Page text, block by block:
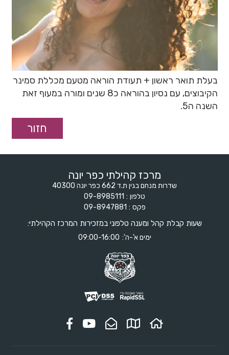
בעלת תואר ראשון + תעודת הוראה מטעם מכללת סמינר
הקיבוצים, עם נסיון בהוראה כ8 שנים ומורה במעוף זאת
השנה ה5.
מרכז קהילתי כפר יונה
שדרות מנחם בגין ת.ד 662 כפר יונה 40300
טלפון
09-8985111
פקס
09-8947881
שעות קבלת קהל ומענה טלפוני במזכירות המרכז הקהילתי:
ימים א'-ה': 09:00-16:00